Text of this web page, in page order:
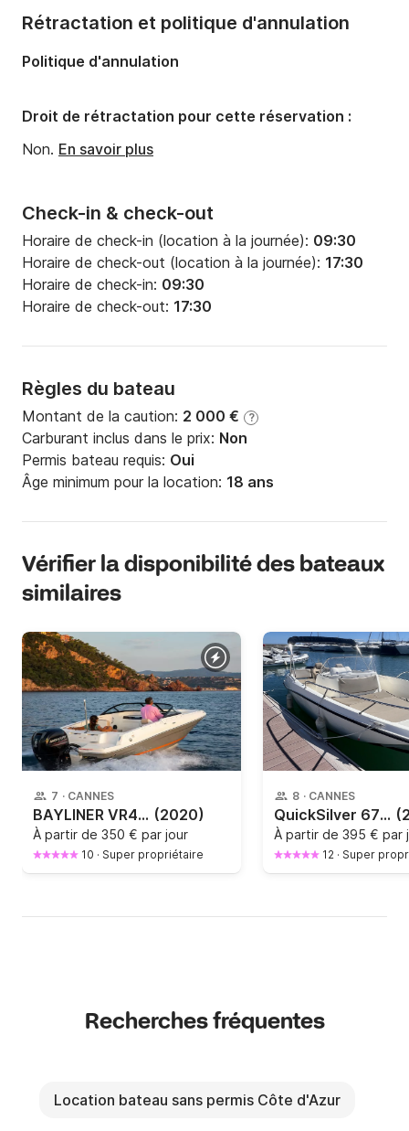
Nombre de cabines:
Check-in & check-out
Horaire de check-in (location à la journée): 09:30
Horaire de check-out (location à la journée): 17:30
Horaire de check-in: 09:30
Horaire de check-out: 17:30
Règles du bateau
Montant de la caution: 2 000 € ?
Carburant inclus dans le prix: Non
Permis bateau requis: Oui
Âge minimum pour la location: 18 ans
Rétractation et politique d'annulation
Politique d'annulation
Droit de rétractation pour cette réservation :
Non. En savoir plus
Vérifier la disponibilité des bateaux
similaires
7 · CANNES
BAYLINER VR4 2020 (2020)
À partir de 350 € par jour
10 · Super propriétaire
8 · CANNES
QuickSilver 675 activ open
À partir de 395 € par
12 · Super
Recherches fréquentes
Location bateau sans permis Côte d'Azur